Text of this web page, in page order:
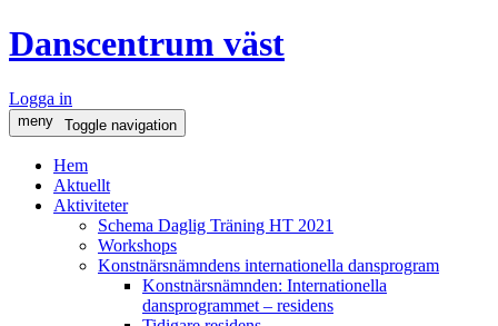
Danscentrum väst
Logga in
meny Toggle navigation
Hem
Aktuellt
Aktiviteter
Schema Daglig Träning HT 2021
Workshops
Konstnärsnämndens internationella dansprogram
Konstnärsnämnden: Internationella
dansprogrammet – residens